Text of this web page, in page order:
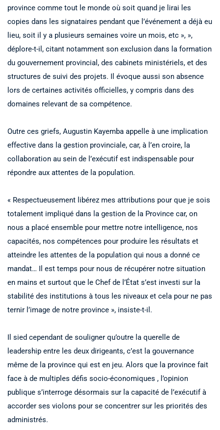
province comme tout le monde où soit quand je lirai les
copies dans les signataires pendant que l’événement a déjà eu
lieu, soit il y a plusieurs semaines voire un mois, etc », »,
déplore-t-il, citant notamment son exclusion dans la formation
du gouvernement provincial, des cabinets ministériels, et des
structures de suivi des projets. Il évoque aussi son absence
lors de certaines activités officielles, y compris dans des
domaines relevant de sa compétence.
Outre ces griefs, Augustin Kayemba appelle à une implication
effective dans la gestion provinciale, car, à l’en croire, la
collaboration au sein de l’exécutif est indispensable pour
répondre aux attentes de la population.
« Respectueusement libérez mes attributions pour que je sois
totalement impliqué dans la gestion de la Province car, on
nous a placé ensemble pour mettre notre intelligence, nos
capacités, nos compétences pour produire les résultats et
atteindre les attentes de la population qui nous a donné ce
mandat… Il est temps pour nous de récupérer notre situation
en mains et surtout que le Chef de l’État s’est investi sur la
stabilité des institutions à tous les niveaux et cela pour ne pas
ternir l’image de notre province », insiste-t-il.
Il sied cependant de souligner qu’outre la querelle de
leadership entre les deux dirigeants, c’est la gouvernance
même de la province qui est en jeu. Alors que la province fait
face à de multiples défis socio-économiques , l’opinion
publique s’interroge désormais sur la capacité de l’exécutif à
accorder ses violons pour se concentrer sur les priorités des
administrés.